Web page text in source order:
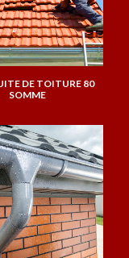
DE TOITURE 80
SOMME